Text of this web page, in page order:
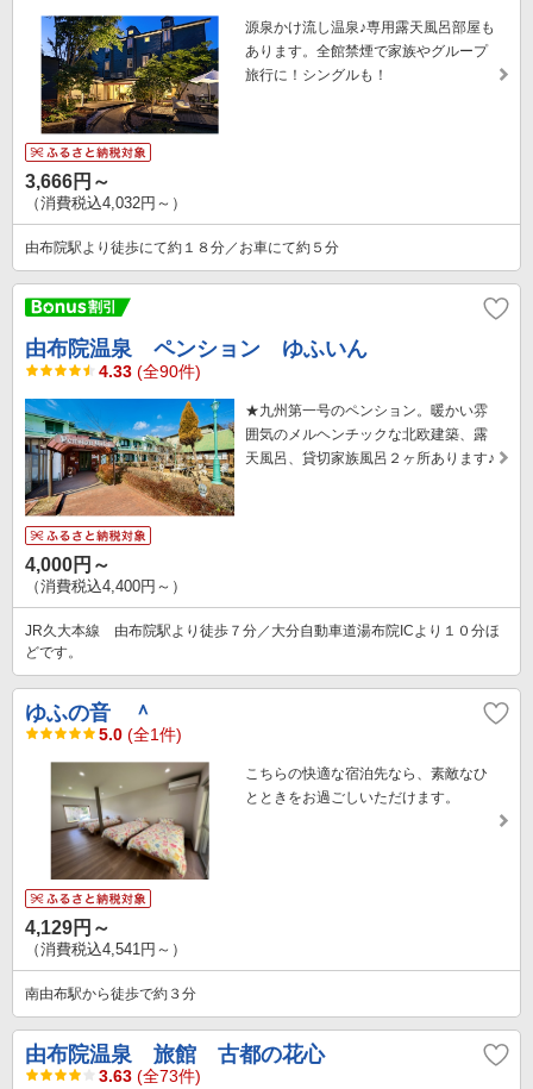
源泉かけ流し温泉♪専用露天風呂部屋も
あります。全館禁煙で家族やグループ
旅行に！シングルも！
3,666円～
（消費税込4,032円～）
由布院駅より徒歩にて約１８分／お車にて約５分
由布院温泉 ペンション ゆふいん
4.33 (全90件)
★九州第一号のペンション。暖かい雰
囲気のメルヘンチックな北欧建築、露
天風呂、貸切家族風呂２ヶ所あります♪
4,000円～
（消費税込4,400円～）
JR久大本線 由布院駅より徒歩７分／大分自動車道湯布院ICより１０分ほ
どです。
ゆふの音 ＾
5.0 (全1件)
こちらの快適な宿泊先なら、素敵なひ
とときをお過ごしいただけます。
4,129円～
（消費税込4,541円～）
南由布駅から徒歩で約３分
由布院温泉 旅館 古都の花心
3.63 (全73件)